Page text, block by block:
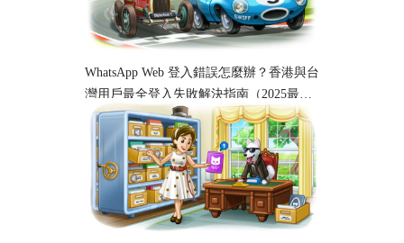
WhatsApp Web 登入錯誤怎麼辦？香港與台
灣用戶最全登入失敗解決指南（2025最
新）